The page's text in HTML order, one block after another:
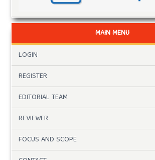
MAIN MENU
LOGIN
REGISTER
EDITORIAL TEAM
REVIEWER
FOCUS AND SCOPE